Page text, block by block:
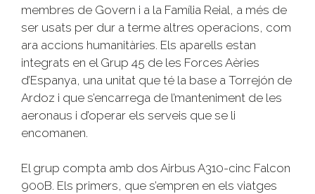
membres de Govern i a la Família Reial, a més de
ser usats per dur a terme altres operacions, com
ara accions humanitàries. Els aparells estan
integrats en el Grup 45 de les Forces Aèries
d’Espanya, una unitat que té la base a Torrejón de
Ardoz i que s’encarrega de l’manteniment de les
aeronaus i d’operar els serveis que se li
encomanen.
El grup compta amb dos Airbus A310-cinc Falcon
900B. Els primers, que s’empren en els viatges